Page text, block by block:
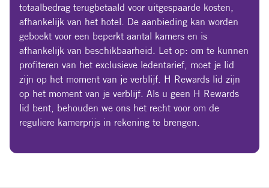
totaalbedrag terugbetaald voor uitgespaarde kosten,
afhankelijk van het hotel. De aanbieding kan worden
geboekt voor een beperkt aantal kamers en is
afhankelijk van beschikbaarheid. Let op: om te kunnen
profiteren van het exclusieve ledentarief, moet je lid
zijn op het moment van je verblijf. H Rewards lid zijn
op het moment van je verblijf. Als u geen H Rewards
lid bent, behouden we ons het recht voor om de
reguliere kamerprijs in rekening te brengen.